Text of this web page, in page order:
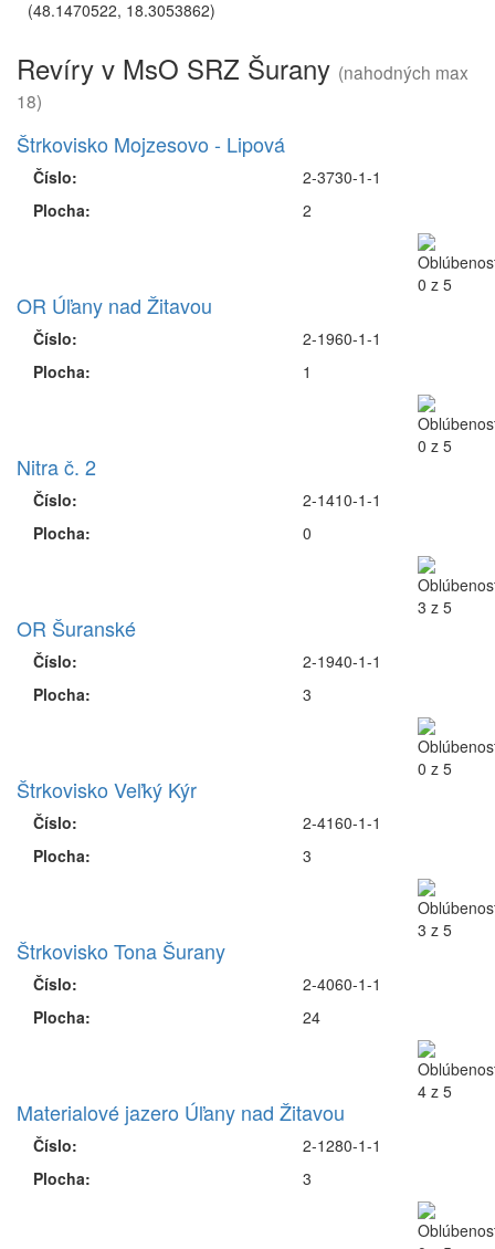
(48.1470522, 18.3053862)
Revíry v MsO SRZ Šurany (nahodných max
18)
Štrkovisko Mojzesovo - Lipová
Číslo:
Plocha:
2-3730-1-1
2
OR Úľany nad Žitavou
Číslo:
Plocha:
2-1960-1-1
1
Nitra č. 2
Číslo:
Plocha:
2-1410-1-1
0
OR Šuranské
Číslo:
Plocha:
2-1940-1-1
3
Štrkovisko Veľký Kýr
Číslo:
Plocha:
2-4160-1-1
3
Štrkovisko Tona Šurany
Číslo:
Plocha:
2-4060-1-1
24
Materialové jazero Úľany nad Žitavou
Číslo:
Plocha:
2-1280-1-1
3